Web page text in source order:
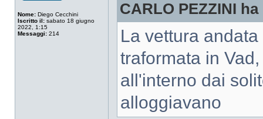
Nome: Diego Cecchini
Iscritto il: sabato 18 giugno
2022, 1:15
Messaggi: 214
CARLO PEZZINI
La vettura
traformata in
all'interno dai
alloggiavano